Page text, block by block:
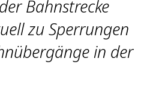
Bahn­strecke
zu Sperrungen
in der